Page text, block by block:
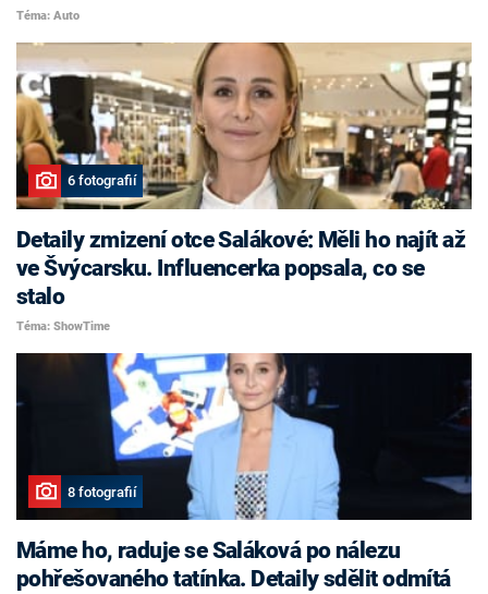
Téma: Auto
6 fotografií
Detaily zmizení otce Salákové: Měli ho najít až
ve Švýcarsku. Influencerka popsala, co se
stalo
Téma: ShowTime
8 fotografií
Máme ho, raduje se Saláková po nálezu
pohřešovaného tatínka. Detaily sdělit odmítá